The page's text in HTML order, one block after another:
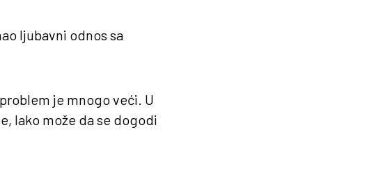
ljubavni odnos sa
je mnogo veći. U
lako može da se dogodi